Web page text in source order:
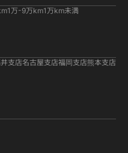
1万-9万km1万km未満
支店名古屋支店福岡支店熊本支店